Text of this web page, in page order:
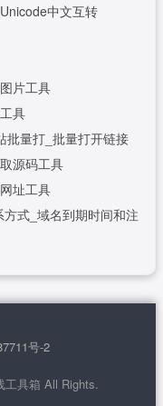
中文互转
片工具
具
批量打_批量打开链接
源码工具
址工具
式_域名到期时间和注
号-2
工具箱 All Rights.